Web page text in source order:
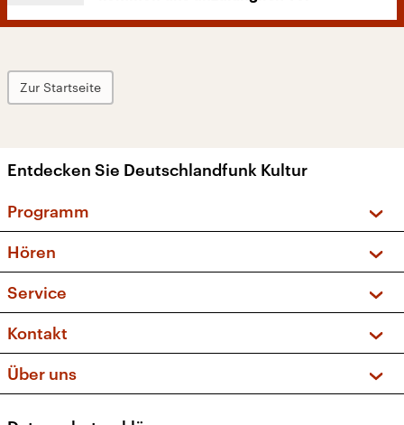
Zur Startseite
Entdecken Sie Deutschlandfunk Kultur
Programm
Sendungen und Podcasts
Musikliste
Kakadu – Das Kinderprogramm
Hören
Frequenzen (UKW + DAB+)
Service
FAQ
Apps
Newsletter
Kontakt
Social Media
Über uns